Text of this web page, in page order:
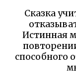
Сказка
Истинная
способного